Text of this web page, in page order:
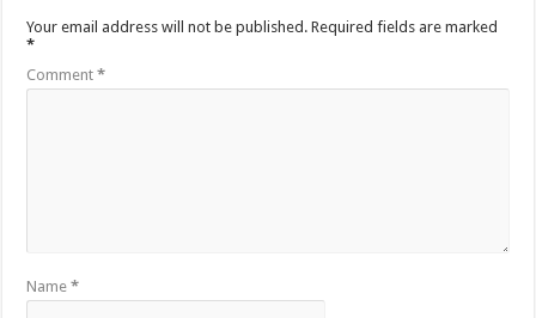
Your email address will not be published. Required fields are marked
*
Comment*
Name*